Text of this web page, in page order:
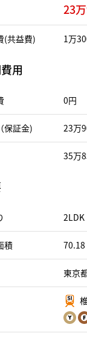
23
(共益費) 1万
用
0円
保証金) 23万
35万
2LDK
積 70.18
東京